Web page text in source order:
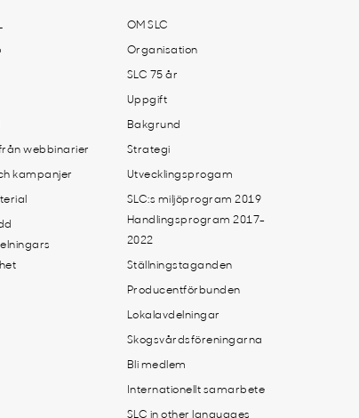
webbinarier
kampanjer
OM SLC
Organisation
SLC 75 år
Uppgift
Bakgrund
Strategi
Utvecklingsprogam
SLC:s miljöprogram 2019
Handlingsprogram 2017-
2022
Ställningstaganden
Producentförbunden
Lokalavdelningar
Skogsvårdsföreningarna
Bli medlem
Internationellt samarbete
SLC in other languages